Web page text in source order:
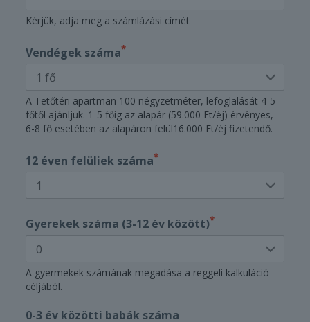
Kérjük, adja meg a számlázási címét
Vendégek száma*
A Tetőtéri apartman 100 négyzetméter, lefoglalását 4-5
főtől ajánljuk. 1-5 főig az alapár (59.000 Ft/éj) érvényes,
6-8 fő esetében az alapáron felül16.000 Ft/éj fizetendő.
12 éven felüliek száma*
Gyerekek száma (3-12 év között)*
A gyermekek számának megadása a reggeli kalkuláció
céljából.
0-3 év közötti babák száma